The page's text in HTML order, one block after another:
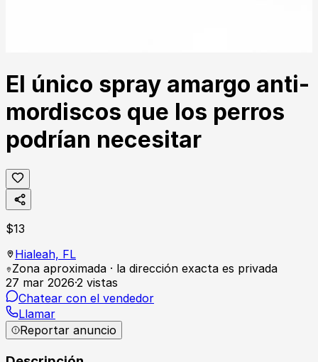
El único spray amargo anti-
mordiscos que los perros
podrían necesitar
$13
Hialeah, FL
Zona aproximada · la dirección exacta es privada
27 mar 2026·2 vistas
Chatear con el vendedor
Llamar
Reportar anuncio